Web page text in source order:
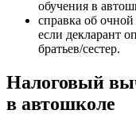
обучения в
справка об
если декларант
братьев/сестер.
Налоговый
в автошколе